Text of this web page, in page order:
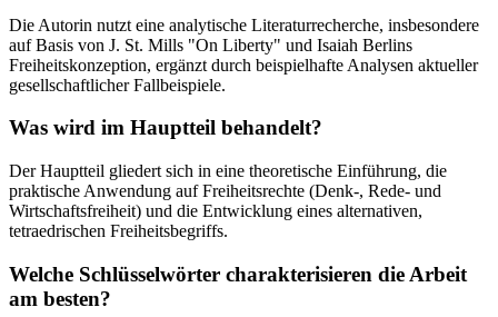
Die Autorin nutzt eine analytische Literaturrecherche, insbesondere
auf Basis von J. St. Mills "On Liberty" und Isaiah Berlins
Freiheitskonzeption, ergänzt durch beispielhafte Analysen aktueller
gesellschaftlicher Fallbeispiele.
Was wird im Hauptteil behandelt?
Der Hauptteil gliedert sich in eine theoretische Einführung, die
praktische Anwendung auf Freiheitsrechte (Denk-, Rede- und
Wirtschaftsfreiheit) und die Entwicklung eines alternativen,
tetraedrischen Freiheitsbegriffs.
Welche Schlüsselwörter charakterisieren die Arbeit
am besten?